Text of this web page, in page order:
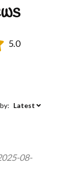
5.0
Latest
08-